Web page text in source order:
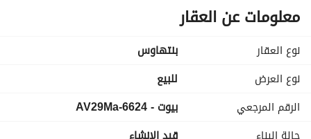
تقسيمة داخلية مميزة وعملية
فيو مفتوح على اللاند سكيب
بدون فوائد
او بسعر 8,940,000 كاش بعد الخصم
معلومات عن العقار
نوع العقار
بنتهاوس
نوع العرض
للبيع
الرقم المرجعي
بيوت - 6624-AV29Ma